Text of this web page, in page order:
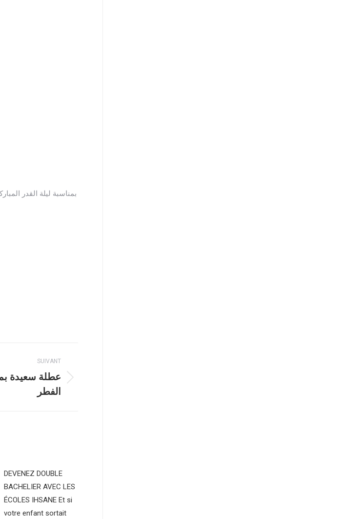
SUIVANT
عطلة سعيدة
الفطر
DEVENEZ DOUBLE
BACHELIER AVEC LES
ÉCOLES IHSANE Et si
votre enfant sortait